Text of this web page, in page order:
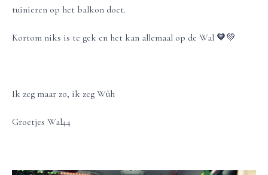
tuinieren op het balkon doet.
Kortom niks is te gek en het kan allemaal op de Wal 🧡💚
Ik zeg maar zo, ik zeg Wûh
Groetjes Wal44